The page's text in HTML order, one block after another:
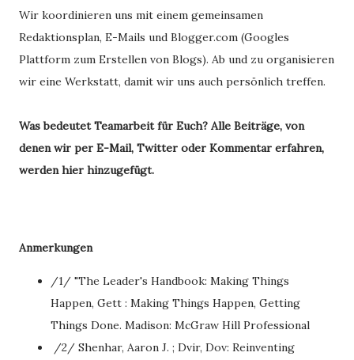
Wir koordinieren uns mit einem gemeinsamen
Redaktionsplan, E-Mails und Blogger.com (Googles
Plattform zum Erstellen von Blogs). Ab und zu organisieren
wir eine Werkstatt, damit wir uns auch persönlich treffen.
Was bedeutet Teamarbeit für Euch? Alle Beiträge, von
denen wir per E-Mail, Twitter oder Kommentar erfahren,
werden hier hinzugefügt.
Anmerkungen
/1/ "The Leader's Handbook: Making Things
Happen, Gett : Making Things Happen, Getting
Things Done. Madison: McGraw Hill Professional
/2/ Shenhar, Aaron J. ; Dvir, Dov: Reinventing